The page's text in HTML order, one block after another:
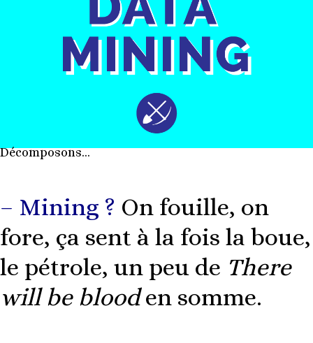
Décomposons…
– Mining ? On fouille, on
fore, ça sent à la fois la boue,
le pétrole, un peu de There
will be blooden somme.